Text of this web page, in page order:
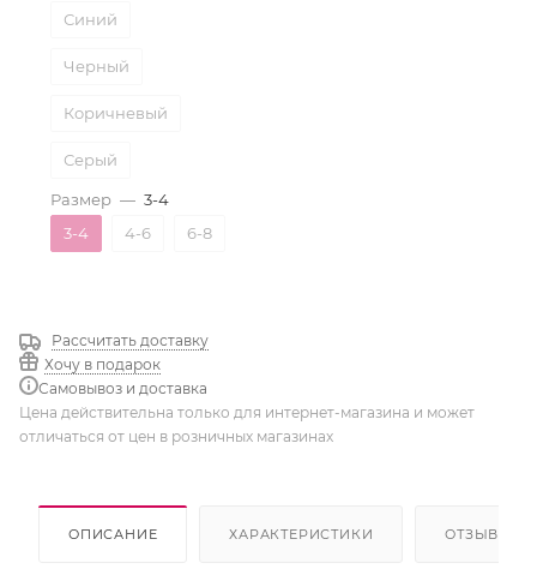
Синий
Черный
Коричневый
Серый
Бордовый
Белый
Размер — 3-4
3-4
4-6 6-8
Рассчитать доставку
Хочу в подарок
Самовывоз и доставка
Цена действительна только для интернет-магазина и может
отличаться от цен в розничных магазинах
ОПИСАНИЕ ХАРАКТЕРИСТИКИ ОТЗЫВЫ